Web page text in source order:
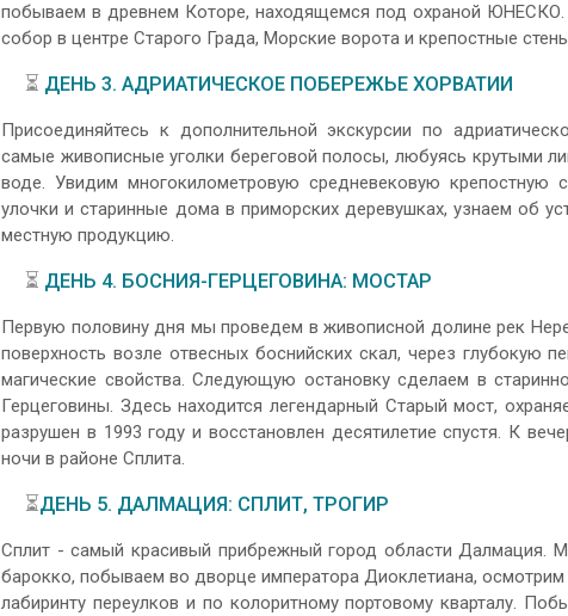
побываем в древнем Которе, находящемся под охраной ЮНЕСКО.
собор в центре Старого Града, Морские ворота и крепостные
⏳ ДЕНЬ 3. АДРИАТИЧЕСКОЕ ПОБЕРЕЖЬЕ ХОРВАТИИ
Присоединяйтесь к дополнительной экскурсии по
самые живописные уголки береговой полосы, любуясь крутыми
воде. Увидим многокилометровую средневековую крепостную
улочки и старинные дома в приморских деревушках, узнаем об
местную продукцию.
⏳ ДЕНЬ 4. БОСНИЯ-ГЕРЦЕГОВИНА: МОСТАР
Первую половину дня мы проведем в живописной долине рек
поверхность возле отвесных боснийских скал, через глубокую
магические свойства. Следующую остановку сделаем в
Герцеговины. Здесь находится легендарный Старый мост,
разрушен в 1993 году и восстановлен десятилетие спустя. К
ночи в районе Сплита.
⏳ДЕНЬ 5. ДАЛМАЦИЯ: СПЛИТ, ТРОГИР
Сплит - самый красивый прибрежный город области Далмация.
барокко, побываем во дворце императора Диоклетиана,
лабиринту переулков и по колоритному портовому кварталу.